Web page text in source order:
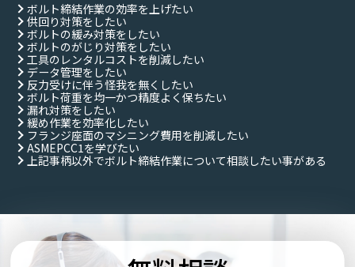
ボルト締結作業の効率を上げたい
供回り対策をしたい
ボルトの緩み対策をしたい
ボルトのがじり対策をしたい
工具のレンタルコストを削減したい
データ管理をしたい
反力受けに伴う怪我を無くしたい
ボルト荷重を均一かつ精度よく保ちたい
漏れ対策をしたい
緩め作業を効率化したい
フランジ座面のマシニング費用を削減したい
ASMEPCC1を学びたい
上記事柄以外でボルト締結作業について相談したい事がある